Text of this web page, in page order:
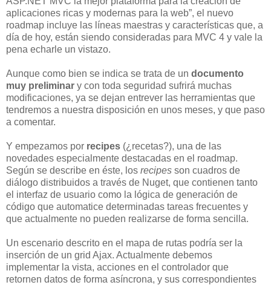
aplicaciones ricas y modernas para la web”, el nuevo
roadmap incluye las líneas maestras y características que, a
día de hoy, están siendo consideradas para MVC 4 y vale la
pena echarle un vistazo.
Aunque como bien se indica se trata de un documento
muy preliminar y con toda seguridad sufrirá muchas
modificaciones, ya se dejan entrever las herramientas que
tendremos a nuestra disposición en unos meses, y que paso
a comentar.
Y empezamos por recipes (¿recetas?), una de las
novedades especialmente destacadas en el roadmap.
Según se describe en éste, los recipes son cuadros de
diálogo distribuidos a través de Nuget, que contienen tanto
el interfaz de usuario como la lógica de generación de
código que automatice determinadas tareas frecuentes y
que actualmente no pueden realizarse de forma sencilla.
Un escenario descrito en el mapa de rutas podría ser la
inserción de un grid Ajax. Actualmente debemos
implementar la vista, acciones en el controlador que
retornen datos de forma asíncrona, y sus correspondientes